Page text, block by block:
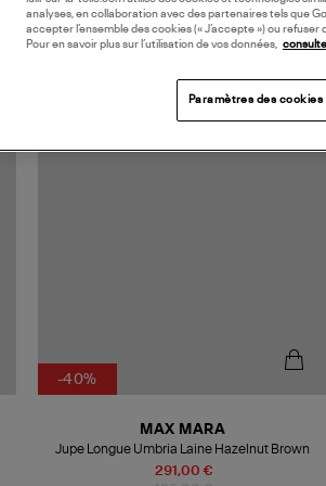
-40%
291,00 €
MAX MARA
Jupe Longue Umbria Laine Hazelnut Brown
analyses, en collaboration avec des partenaires tels que
accepter l’ensemble des cookies (« J’accepte ») ou
Pour en savoir plus sur l’utilisation de vos données,
Paramètres des cookies